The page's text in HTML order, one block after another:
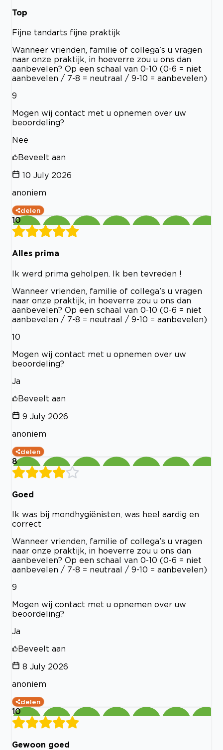
Top
Fijne tandarts fijne praktijk
Wanneer vrienden, familie of collega’s u vragen
naar onze praktijk, in hoeverre zou u ons dan
aanbevelen? Op een schaal van 0-10 (0-6 = niet
aanbevelen / 7-8 = neutraal / 9-10 = aanbevelen)
9
Mogen wij contact met u opnemen over uw
beoordeling?
Nee
Beveelt aan
10 July 2026
anoniem
delen
10
Alles prima
Ik werd prima geholpen. Ik ben tevreden !
Wanneer vrienden, familie of collega’s u vragen
naar onze praktijk, in hoeverre zou u ons dan
aanbevelen? Op een schaal van 0-10 (0-6 = niet
aanbevelen / 7-8 = neutraal / 9-10 = aanbevelen)
10
Mogen wij contact met u opnemen over uw
beoordeling?
Ja
Beveelt aan
9 July 2026
anoniem
delen
8
Goed
Ik was bij mondhygiënisten, was heel aardig en
correct
Wanneer vrienden, familie of collega’s u vragen
naar onze praktijk, in hoeverre zou u ons dan
aanbevelen? Op een schaal van 0-10 (0-6 = niet
aanbevelen / 7-8 = neutraal / 9-10 = aanbevelen)
9
Mogen wij contact met u opnemen over uw
beoordeling?
Ja
Beveelt aan
8 July 2026
anoniem
delen
10
Gewoon goed